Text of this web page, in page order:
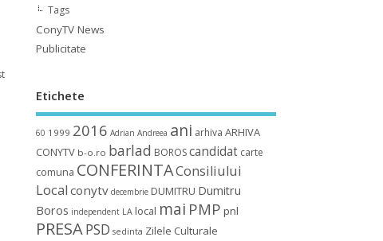
Tags
ConyTV News
Publicitate
Etichete
60 1999 2016 Adrian Andreea ani arhiva ARHIVA
CONYTV b-o.ro barlad BOROS candidat carte
comuna CONFERINTAConsiliului
Local conytv decembrie DUMITRU Dumitru
Boros independent LA local mai PMP pnl
PRESAPSD sedinta Zilele Culturale